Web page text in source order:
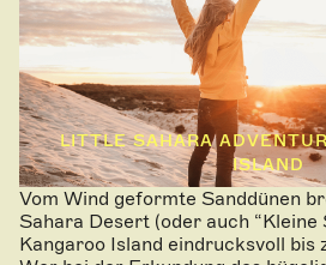
LITTLE SAHARA
ISLAND
Vom Wind geformte Sanddünen
Sahara Desert (oder auch “Kleine
Kangaroo Island eindrucksvoll bis